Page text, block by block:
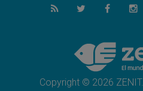
Filipinas: el
se convierte en
Honduras: Los
crisis olvidada
Copyright © 2026